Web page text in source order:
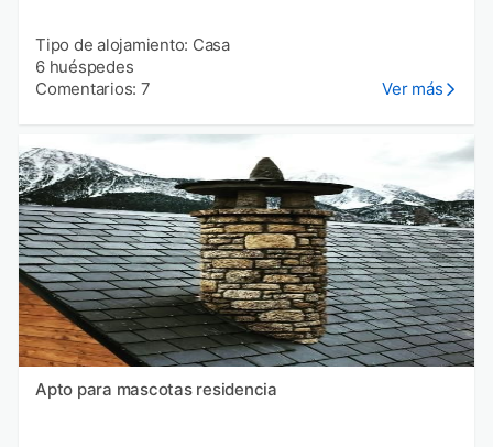
Tipo de alojamiento: Casa
6 huéspedes
Comentarios: 7
Ver más
Apto para mascotas residencia